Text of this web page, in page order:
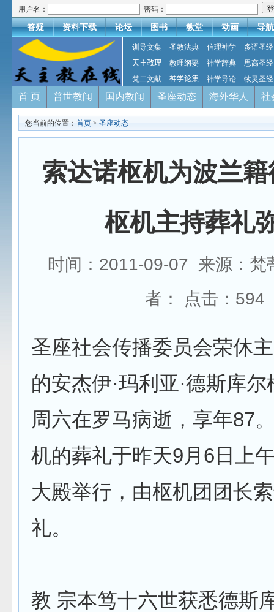
用户名： 密码：
答疑 资料下载 论坛 图书 教堂 动画 导航
训导文集 圣教法典 信理神学
多语圣经
天主教理
教理纲要 神学辞典
思高圣经
梵二文献
神学论集 神学导论 牧灵圣经
首 页 普世教闻 国内教闻 圣座动态 海外华人 社
您当前的位置： 首页 > 圣座动态
索达诺枢机为波兰
枢机主持葬礼
时间：2011-09-07 来源：
者： 点击： 594
圣座社会传播委员会荣休
的安杰伊·玛利亚·德斯库
周六在罗马病逝，享年87
机的葬礼于昨天9月6日上
大殿举行，由枢机团团长
礼。
教 宗本笃十六世获悉德斯